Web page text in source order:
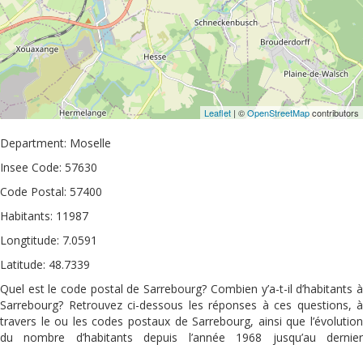
Leaflet | ©OpenStreetMapcontributors
Department: Moselle
Insee Code: 57630
Code Postal: 57400
Habitants: 11987
Longtitude: 7.0591
Latitude: 48.7339
Quel est le code postal de Sarrebourg? Combien y’a-t-il d’habitants à
Sarrebourg? Retrouvez ci-dessous les réponses à ces questions, à
travers le ou les codes postaux de Sarrebourg, ainsi que l’évolution
du nombre d’habitants depuis l’année 1968 jusqu’au dernier